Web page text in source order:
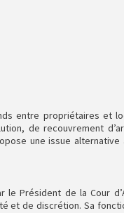
entre propriétaires et
de recouvrement
une issue
le Président de la Cour
et de discrétion. Sa